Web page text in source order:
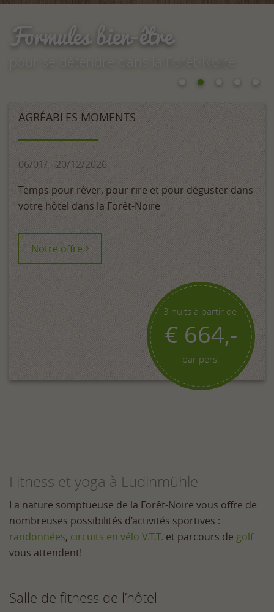
Formules bien-être
AGRÉABLES MOMENTS
06/01/ - 20/12/2026
Temps pour rêver, pour rire et pour déguster dans
votre hôtel dans la Forêt-Noire
Notre offre
3 nuits à partir de
€ 664,-
par pers.
Fitness et yoga à Ludinmühle
La nature somptueuse de la Forêt-Noire vous offre de
nombreuses possibilités d’activités sportives :
randonnées, circuits en vélo V.T.T. et parcours de golf
vous attendent!
Salle de fitness de l’hôtel